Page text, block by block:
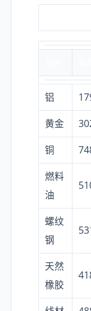
铝
黄金
铜
燃料
油
螺纹
钢
天然
橡胶